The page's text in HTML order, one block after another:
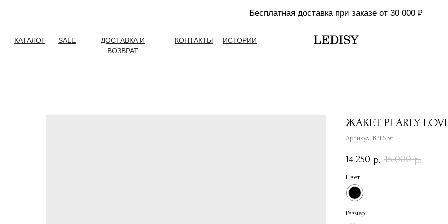
КАТАЛОГ
ДОСТАВКА И
ВОЗВРАТ
SALE КОНТАКТЫ
Бесплатная доставка при заказе от 30 000 ₽
ИСТОРИИ
ЖАКЕТ PEARLY
Артикул: BPLS36
14 250 р. 15 000 р.
Цвет
Размер